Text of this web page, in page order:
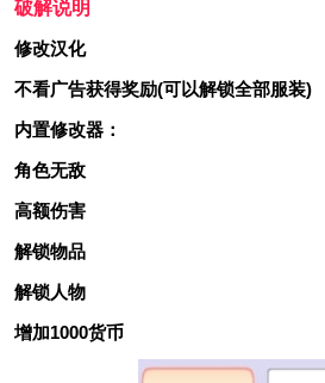
破解说明
修改汉化
不看广告获得奖励(可以解锁全部服装)
内置修改器：
角色无敌
高额伤害
解锁物品
解锁人物
增加1000货币